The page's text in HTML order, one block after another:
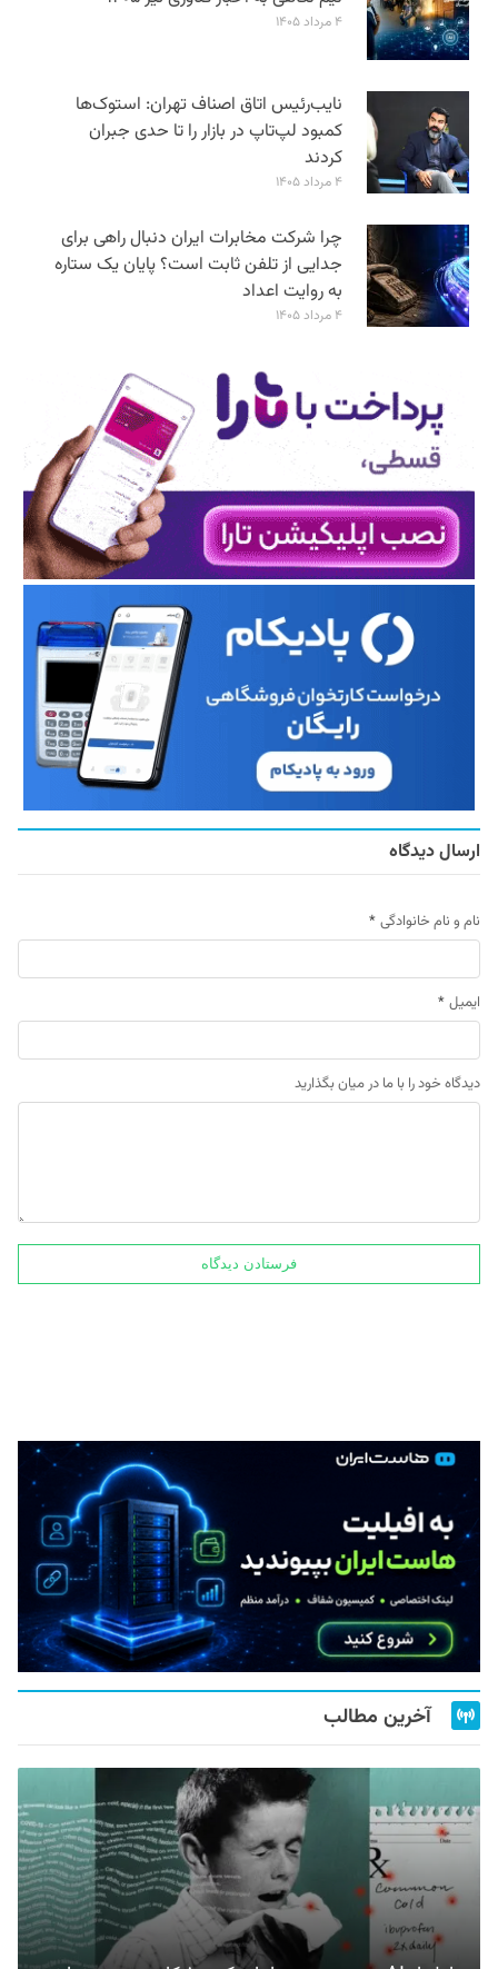
۴ مرداد ۱۴۰۵
نایب‌رئیس اتاق اصناف تهران: استوک‌ها
کمبود لپ‌تاپ در بازار را تا حدی جبران
کردند
۴ مرداد ۱۴۰۵
چرا شرکت مخابرات ایران دنبال راهی برای
جدایی از تلفن ثابت است؟ پایان یک ستاره
به روایت اعداد
۴ مرداد ۱۴۰۵
ارسال دیدگاه
نام و نام خانوادگی *
ایمیل *
دیدگاه خود را با ما در میان بگذارید
آخرین مطالب